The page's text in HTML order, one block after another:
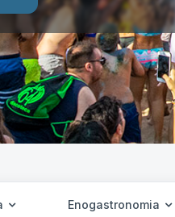
Enogastronomia